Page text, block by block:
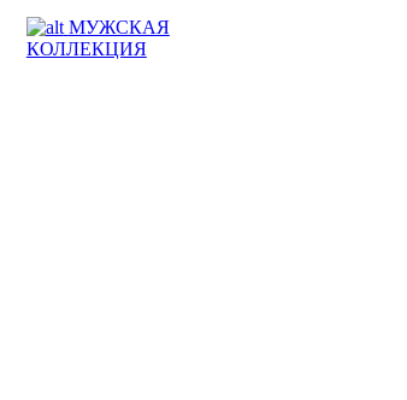
МУЖСКАЯ
КОЛЛЕКЦИЯ